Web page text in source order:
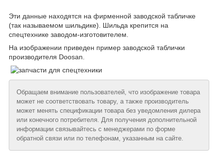
Эти данные находятся на фирменной заводской табличке
(так называемом шильдике). Шильда крепится на
спецтехнике заводом-изготовителем.
На изображении приведен пример заводской таблички
производителя Doosan.
Обращаем внимание пользователей, что изображение товара
может не соответствовать товару, а также производитель
может менять спецификации товара без уведомления дилера
или конечного потребителя. Для получения дополнительной
информации связывайтесь с менеджерами по форме
обратной связи или по телефонам, указанным на сайте.